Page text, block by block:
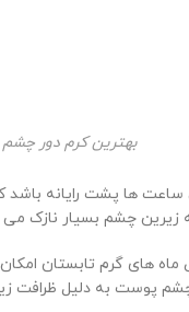
بهترین کرم دور چشم
ها پشت رایانه باشد
زیرین چشم بسیار
های گرم تابستان
پوست به دلیل ظرافت